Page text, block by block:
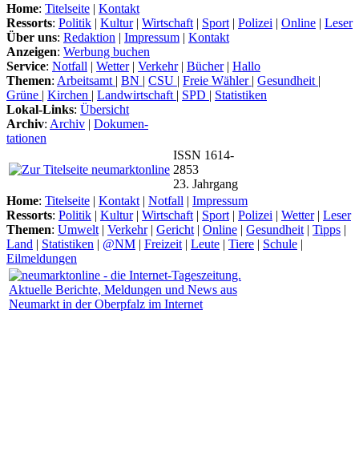
Home: Titelseite | Kontakt
Ressorts: Politik | Kultur| Wirtschaft | Sport | Polizei | Online | Leser
Über uns: Redaktion | Impressum | Kontakt
Anzeigen: Werbung buchen
Service: Notfall | Wetter| Verkehr| Bücher| Hallo
Themen: Arbeitsamt | BN | CSU | Freie Wähler | Gesundheit |
Grüne | Kirchen | Landwirtschaft | SPD | Statistiken
Lokal-Links: Übersicht
Archiv: Archiv | Dokumen-
tationen
ISSN 1614-
2853
23. Jahrgang
Home: Titelseite | Kontakt | Notfall | Impressum
Ressorts: Politik | Kultur| Wirtschaft | Sport | Polizei | Wetter| Leser
Themen: Umwelt | Verkehr| Gericht | Online | Gesundheit | Tipps |
Land | Statistiken | @NM | Freizeit | Leute | Tiere | Schule |
Eilmeldungen